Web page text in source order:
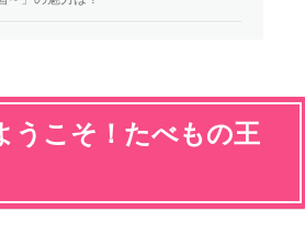
うこそ！たべもの王